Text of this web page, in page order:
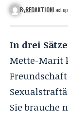
ByREDAKTIONLast
In drei
Mette-Marit
Sie brauche